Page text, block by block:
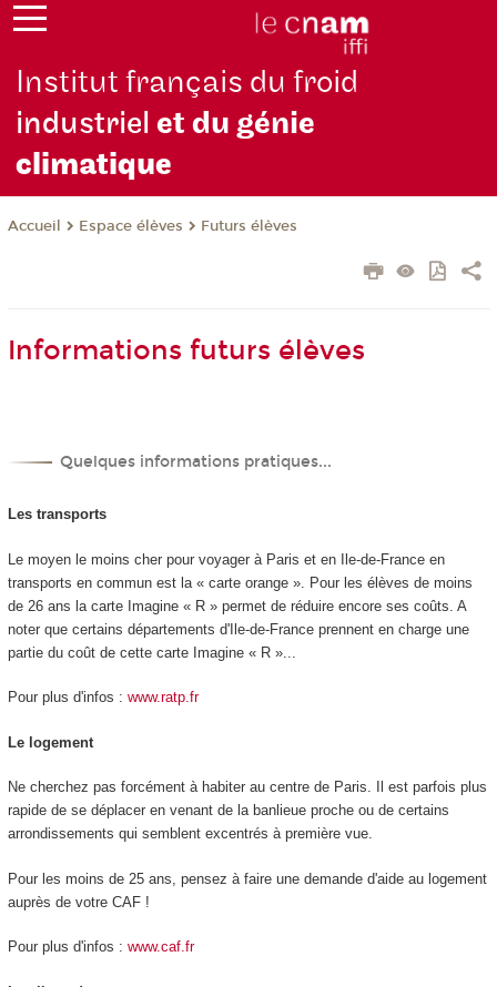
Institut français du froid
industrielet du génie
climatique
Accueil Espace élèves Futurs élèves
Informations futurs élèves
Quelques informations pratiques...
Les transports
Le moyen le moins cher pour voyager à Paris et en Ile-de-France en
transports en commun est la « carte orange ». Pour les élèves de moins
de 26 ans la carte Imagine « R » permet de réduire encore ses coûts. A
noter que certains départements d'Ile-de-France prennent en charge une
partie du coût de cette carte Imagine « R »...
Pour plus d'infos : www.ratp.fr
Le logement
Ne cherchez pas forcément à habiter au centre de Paris. Il est parfois plus
rapide de se déplacer en venant de la banlieue proche ou de certains
arrondissements qui semblent excentrés à première vue.
Pour les moins de 25 ans, pensez à faire une demande d'aide au logement
auprès de votre CAF !
Pour plus d'infos : www.caf.fr